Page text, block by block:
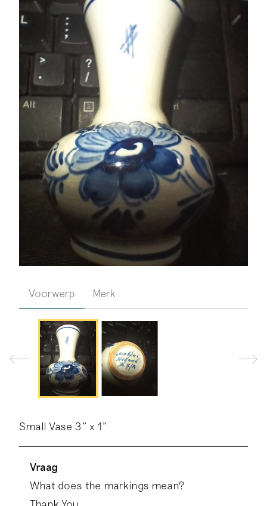
Voorwerp Merk
Small Vase 3" x 1"
Vraag
What does the markings mean?
Thank You